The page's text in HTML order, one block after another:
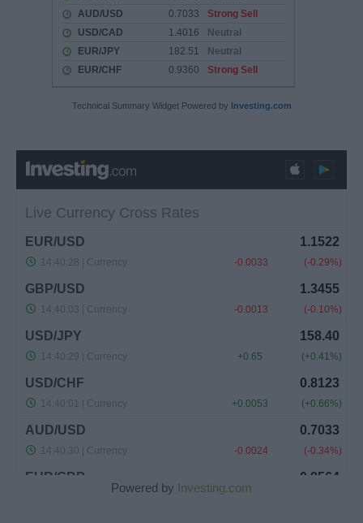
Technical Summary Widget Powered by Investing.com
Powered by Investing.com